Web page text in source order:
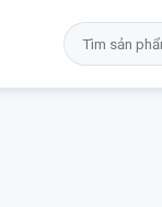
Tìm
kiếm: